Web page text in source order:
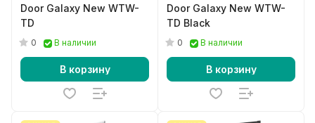
Door Galaxy New WTW-
TD
0 В наличии
В корзину
Door Galaxy New WTW-
TD Black
0 В наличии
В корзину